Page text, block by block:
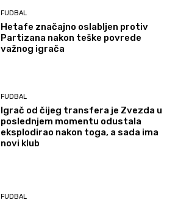
FUDBAL
Hetafe značajno oslabljen protiv
Partizana nakon teške povrede
važnog igrača
FUDBAL
Igrač od čijeg transfera je Zvezda u
poslednjem momentu odustala
eksplodirao nakon toga, a sada ima
novi klub
FUDBAL